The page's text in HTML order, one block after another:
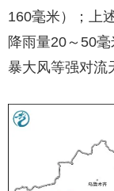
160毫米）；上
降雨量20～50
暴大风等强对流